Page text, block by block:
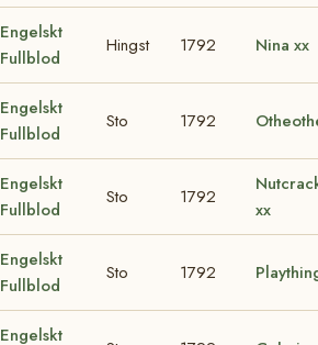
Engelskt
Fullblod
Hingst 1792 Nina xx
Engelskt
Fullblod
Sto 1792
Engelskt
Fullblod
Sto 1792
xx
Engelskt
Fullblod
Sto 1792
Engelskt